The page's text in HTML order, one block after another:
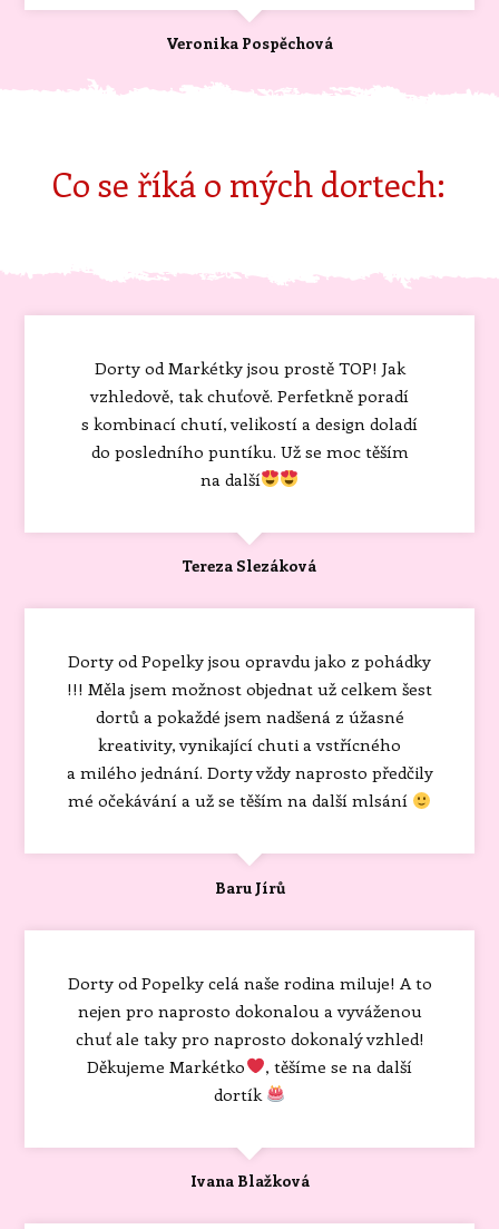
Veronika Pospěchová
Co se říká o mých dortech:
Dorty od Markétky jsou prostě TOP! Jak
vzhledově, tak chuťově. Perfetkně poradí
s kombinací chutí, velikostí a design doladí
do posledního puntíku. Už se moc těším
na další
Tereza Slezáková
Dorty od Popelky jsou opravdu jako z pohádky
!!! Měla jsem možnost objednat už celkem šest
dortů a pokaždé jsem nadšená z úžasné
kreativity, vynikající chuti a vstřícného
a milého jednání. Dorty vždy naprosto předčily
mé očekávání a už se těším na další mlsání
Baru Jírů
Dorty od Popelky celá naše rodina miluje! A to
nejen pro naprosto dokonalou a vyváženou
chuť ale taky pro naprosto dokonalý vzhled!
Děkujeme Markétko
, těšíme se na další
dortík
Ivana Blažková